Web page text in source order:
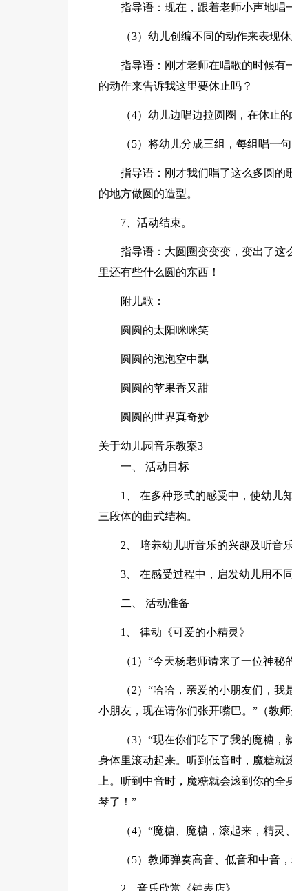
指导语：现在，跟着老师小声地唱
（3）幼儿创编不同的动作来表现
指导语：刚才老师在唱歌的时候有
的动作来告诉我这里要休止吗？
（4）幼儿边唱边拉圆圈，在休止
（5）将幼儿分成三组，每组唱一
指导语：刚才我们唱了这么多圆的
的地方做圆的造型。
7、活动结束。
指导语：大圆圈变变变，变出了这
里还有些什么圆的东西！
附儿歌：
圆圆的太阳咪咪笑
圆圆的泡泡空中飘
圆圆的苹果香又甜
圆圆的世界真奇妙
关于幼儿园音乐教案3
一、 活动目标
1、 在多种形式的感受中，使幼儿
三段体的曲式结构。
2、 培养幼儿听音乐的兴趣及听音
3、 在感受过程中，启发幼儿用不
二、 活动准备
1、 律动《可爱的小精灵》
（1）“今天杨老师请来了一位神秘
（2）“哈哈，亲爱的小朋友们，
小朋友，现在请你们张开嘴巴。”（教师
（3）“现在你们吃下了我的魔糖
身体里滚动起来。听到低音时，魔糖
上。听到中音时，魔糖就会滚到你的
琴了！”
（4）“魔糖、魔糖，滚起来，精灵
（5）教师弹奏高音、低音和中音
2、音乐欣赏《钟表店》